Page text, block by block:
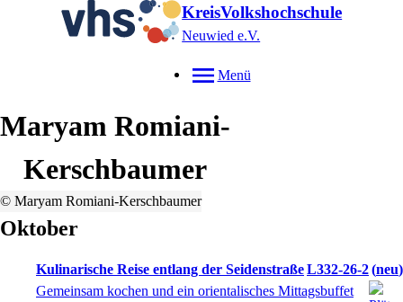
KreisVolkshochschule
Neuwied e.V.
Menü
Maryam Romiani-
Kerschbaumer
© Maryam Romiani-Kerschbaumer
Oktober
Kulinarische Reise entlang der SeidenstraßeL332-26-2 neu
Gemeinsam kochen und ein orientalisches Mittagsbuffet